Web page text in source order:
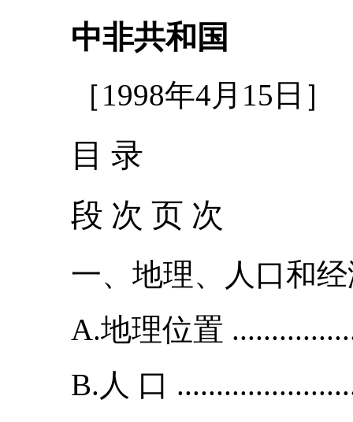
中非共和国
［1998年4月15日］
目 录
段 次 页 次
一、地理、人口和
A.地理位置
B.人 口